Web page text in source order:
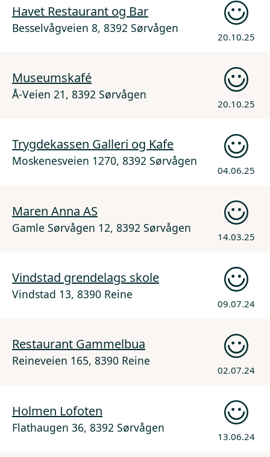
Havet Restaurant og Bar
Besselvågveien 8, 8392 Sørvågen
20.10.25
Museumskafé
Å-Veien 21, 8392 Sørvågen
20.10.25
Trygdekassen Galleri og Kafe
Moskenesveien 1270, 8392 Sørvågen
04.06.25
Maren Anna AS
Gamle Sørvågen 12, 8392 Sørvågen
14.03.25
Vindstad grendelags skole
Vindstad 13, 8390 Reine
09.07.24
Restaurant Gammelbua
Reineveien 165, 8390 Reine
02.07.24
Holmen Lofoten
Flathaugen 36, 8392 Sørvågen
13.06.24